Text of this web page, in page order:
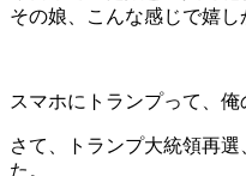
その娘、こんな感じで嬉し
スマホにトランプって、俺
さて、トランプ大統領再
た。